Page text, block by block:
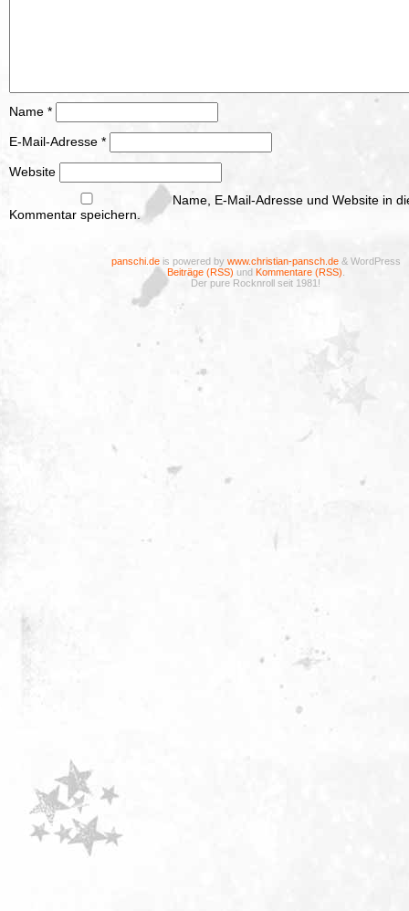
Name *
E-Mail-Adresse *
Website
Name, E-Mail-Adresse und Website in
Kommentar speichern.
panschi.deis powered by www.christian-pansch.de& WordPress
Beiträge (RSS) und Kommentare (RSS)
Der pure Rocknroll seit 1981!